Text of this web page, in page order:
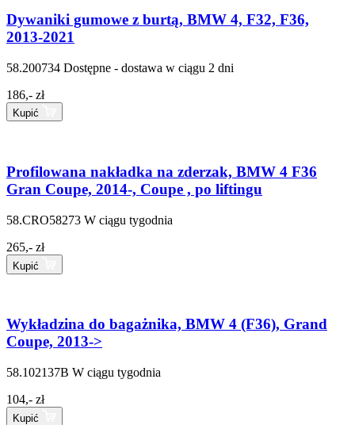
Dywaniki gumowe z burtą, BMW 4, F32, F36,
2013-2021
58.200734 Dostępne - dostawa w ciągu 2 dni
186,- zł
Kupić
Profilowana nakładka na zderzak, BMW 4 F36
Gran Coupe, 2014-, Coupe , po liftingu
58.CRO58273 W ciągu tygodnia
265,- zł
Kupić
Wykładzina do bagażnika, BMW 4 (F36), Grand
Coupe, 2013->
58.102137B W ciągu tygodnia
104,- zł
Kupić